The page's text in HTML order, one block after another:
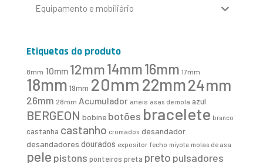
Equipamento e mobiliário
Etiquetas do produto
8mm 10mm 12mm14mm16mm 17mm
18mm 19mm 20mm 22mm24mm
26mm 28mm Acumulador anéis asas de mola azul
BERGEON bobine botões bracelete branco
castanha castanho cromados desandador
desandadores dourados expositor fecho miyota molas de asa
pele pistons ponteiros preta preto pulsadores